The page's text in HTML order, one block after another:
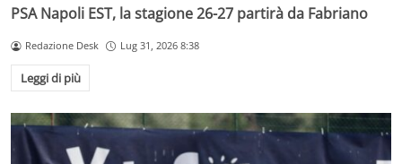
PSA Napoli EST, la stagione 26-27 partirà da Fabriano
Redazione Desk Lug 31, 2026 8:38
Leggi di più